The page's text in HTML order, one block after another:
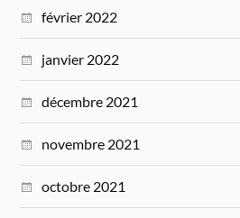
février 2022
janvier 2022
décembre 2021
novembre 2021
octobre 2021